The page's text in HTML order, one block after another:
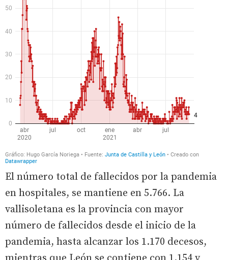
El número total de fallecidos por la pandemia
en hospitales, se mantiene en 5.766. La
vallisoletana es la provincia con mayor
número de fallecidos desde el inicio de la
pandemia, hasta alcanzar los 1.170 decesos,